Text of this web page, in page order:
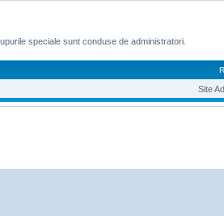
speciale sunt conduse de administratori.
Site